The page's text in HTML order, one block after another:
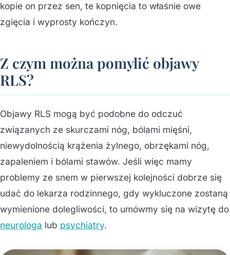
kopie on przez sen, te kopnięcia to właśnie owe
zgięcia i wyprosty kończyn.
Z czym można pomylić objawy
RLS?
Objawy RLS mogą być podobne do odczuć
związanych ze skurczami nóg, bólami mięśni,
niewydolnością krążenia żylnego, obrzękami nóg,
zapaleniem i bólami stawów. Jeśli więc mamy
problemy ze snem w pierwszej kolejności dobrze się
udać do lekarza rodzinnego, gdy wykluczone zostaną
wymienione dolegliwości, to umówmy się na wizytę do
neurologa lub psychiatry.